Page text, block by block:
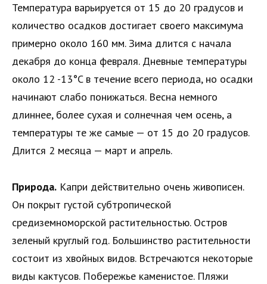
Температура варьируется от 15 до 20 градусов и
количество осадков достигает своего максимума
примерно около 160 мм. Зима длится с начала
декабря до конца февраля. Дневные температуры
около 12 -13°C в течение всего периода, но осадки
начинают слабо понижаться. Весна немного
длиннее, более сухая и солнечная чем осень, а
температуры те же самые — от 15 до 20 градусов.
Длится 2 месяца — март и апрель.
Природа. Капри действительно очень живописен.
Он покрыт густой субтропической
средиземноморской растительностью. Остров
зеленый круглый год. Большинство растительности
состоит из хвойных видов. Встречаются некоторые
виды кактусов. Побережье каменистое. Пляжи